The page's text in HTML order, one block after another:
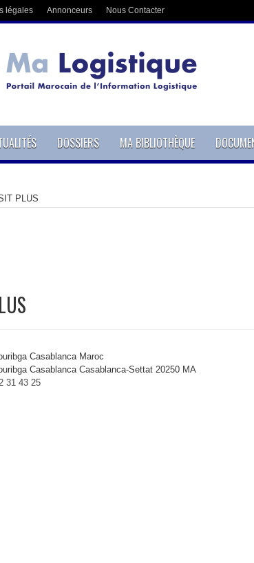
légales Annonceurs Nous Contacter
DOSSIERS MA BIBLIOTHÈQUE
PLUS
Casablanca Maroc
Casablanca Casablanca-Settat 20250 MA
31 43 25